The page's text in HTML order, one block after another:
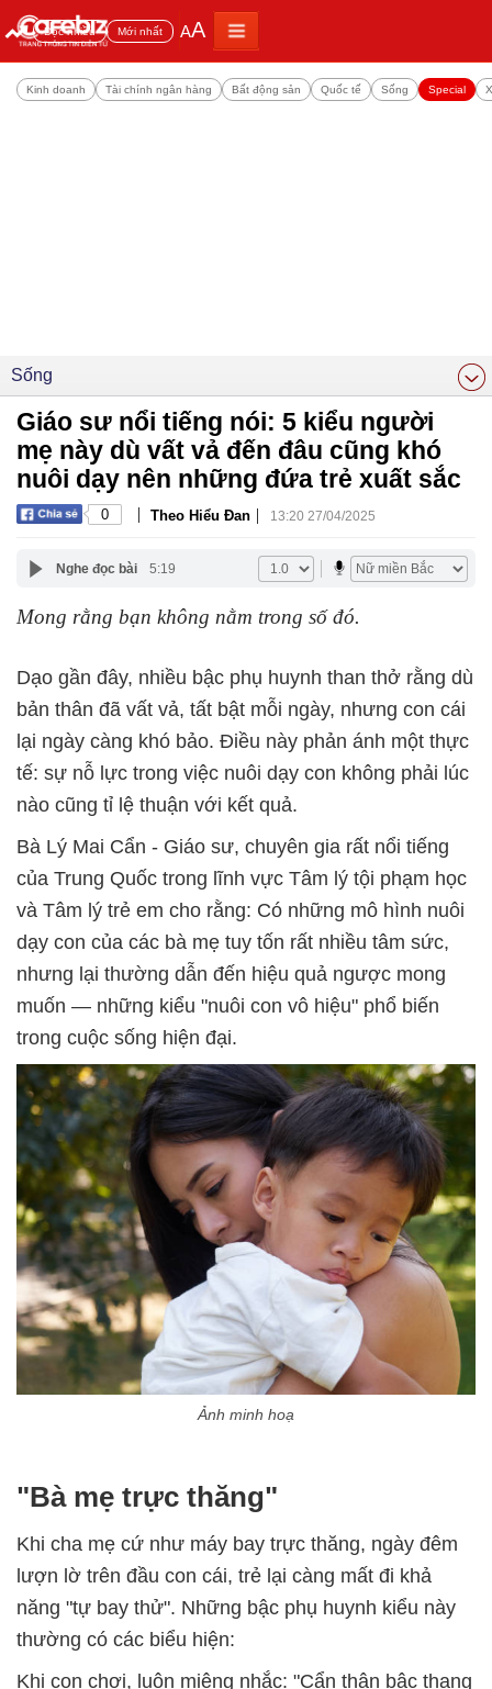
Đọc nhiều Mới nhất AA
Kinh doanh Tài chính ngân hàng Bất động sản Quốc tế Sống Special
Sống
Giáo sư nổi tiếng nói: 5 kiểu người
mẹ này dù vất vả đến đâu cũng khó
nuôi dạy nên những đứa trẻ xuất sắc
0 | Theo Hiểu Đan | 13:20 27/04/2025
Nghe đọc bài 5:19
Mong rằng bạn không nằm trong số đó.
Dạo gần đây, nhiều bậc phụ huynh than thở rằng dù
bản thân đã vất vả, tất bật mỗi ngày, nhưng con cái
lại ngày càng khó bảo. Điều này phản ánh một thực
tế: sự nỗ lực trong việc nuôi dạy con không phải lúc
nào cũng tỉ lệ thuận với kết quả.
Bà Lý Mai Cẩn - Giáo sư, chuyên gia rất nổi tiếng
của Trung Quốc trong lĩnh vực Tâm lý tội phạm học
và Tâm lý trẻ em cho rằng: Có những mô hình nuôi
dạy con của các bà mẹ tuy tốn rất nhiều tâm sức,
nhưng lại thường dẫn đến hiệu quả ngược mong
muốn — những kiểu "nuôi con vô hiệu" phổ biến
trong cuộc sống hiện đại.
Ảnh minh hoạ
"Bà mẹ trực thăng"
Khi cha mẹ cứ như máy bay trực thăng, ngày đêm
lượn lờ trên đầu con cái, trẻ lại càng mất đi khả
năng "tự bay thử". Những bậc phụ huynh kiểu này
thường có các biểu hiện:
Khi con chơi, luôn miệng nhắc: "Cẩn thận bậc thang